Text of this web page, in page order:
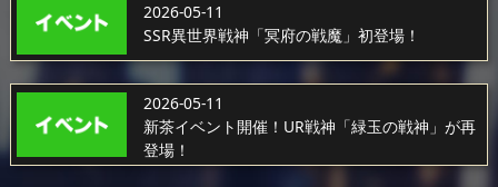
2026-05-11
SSR異世界戦神「冥府の戦魔」初登場！
2026-05-11
新茶イベント開催！UR戦神「緑玉の戦神」が再
登場！